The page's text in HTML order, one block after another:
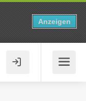
Anzeigen